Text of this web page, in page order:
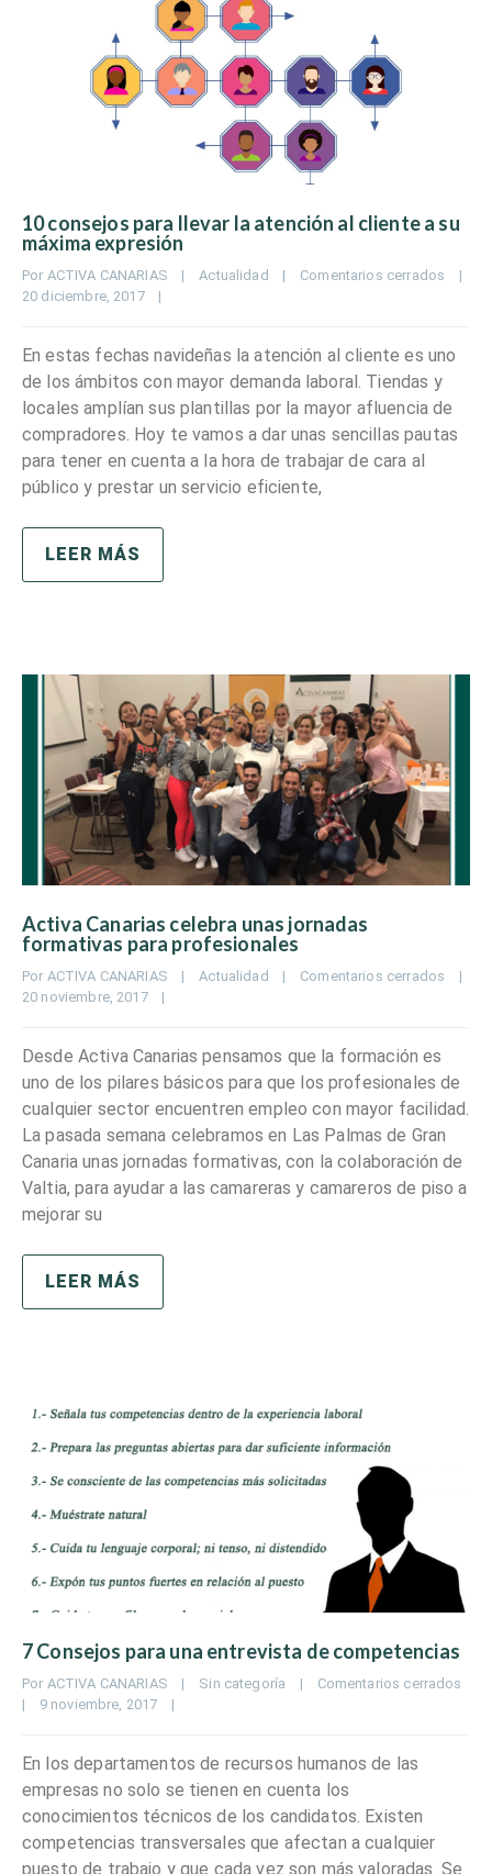
10 consejos para llevar la atención al cliente a su
máxima expresión
Por ACTIVA CANARIAS | Actualidad | Comentarios cerrados
|
20 diciembre, 2017 |
En estas fechas navideñas la atención al cliente es uno
de los ámbitos con mayor demanda laboral. Tiendas y
locales amplían sus plantillas por la mayor afluencia de
compradores. Hoy te vamos a dar unas sencillas pautas
para tener en cuenta a la hora de trabajar de cara al
público y prestar un servicio eficiente,
LEER MÁS
Activa Canarias celebra unas jornadas
formativas para profesionales
Por ACTIVA CANARIAS | Actualidad | Comentarios cerrados
|
20 noviembre, 2017 |
Desde Activa Canarias pensamos que la formación es
uno de los pilares básicos para que los profesionales de
cualquier sector encuentren empleo con mayor facilidad.
La pasada semana celebramos en Las Palmas de Gran
Canaria unas jornadas formativas, con la colaboración de
Valtia, para ayudar a las camareras y camareros de piso a
mejorar su
LEER MÁS
7 Consejos para una entrevista de competencias
Por ACTIVA CANARIAS | Sin categoría |
Comentarios cerrados
|
9 noviembre, 2017 |
En los departamentos de recursos humanos de las
empresas no solo se tienen en cuenta los
conocimientos técnicos de los candidatos. Existen
competencias transversales que afectan a cualquier
puesto de trabajo y que cada vez son más valoradas. Se